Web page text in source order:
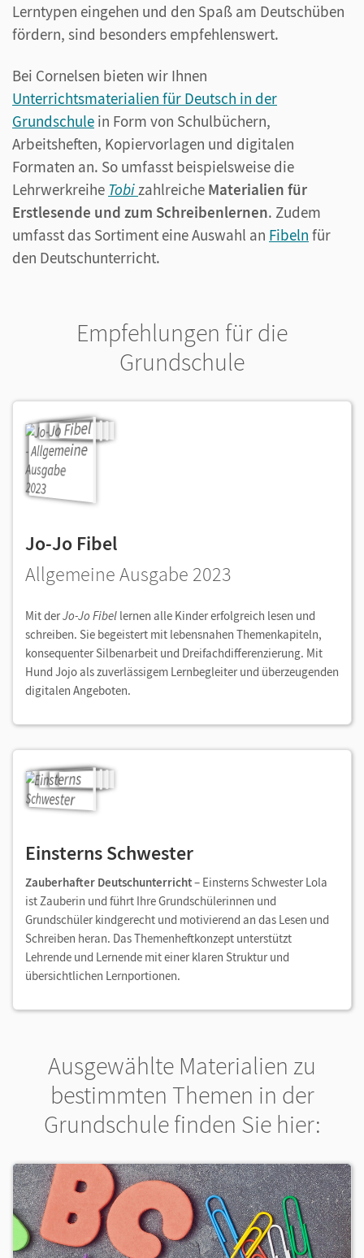
Lerntypen eingehen und den Spaß am Deutschüben
fördern, sind besonders empfehlenswert.
Bei Cornelsen bieten wir Ihnen
Unterrichtsmaterialien für Deutsch in der
Grundschule in Form von Schulbüchern,
Arbeitsheften, Kopiervorlagen und digitalen
Formaten an. So umfasst beispielsweise die
Lehrwerkreihe Tobizahlreiche Materialien für
Erstlesende und zum Schreibenlernen. Zudem
umfasst das Sortiment eine Auswahl an Fibeln für
den Deutschunterricht.
Empfehlungen für die
Grundschule
Jo-Jo Fibel
Allgemeine Ausgabe 2023
Mit derJo-Jo Fibel lernen alle Kinder erfolgreich lesen und
schreiben. Sie begeistert mit lebensnahen Themenkapiteln,
konsequenter Silbenarbeit und Dreifachdifferenzierung. Mit
Hund Jojo als zuverlässigem Lernbegleiter und überzeugenden
digitalen Angeboten.
Einsterns Schwester
Zauberhafter Deutschunterricht– Einsterns Schwester Lola
ist Zauberin und führt Ihre Grundschülerinnen und
Grundschüler kindgerecht und motivierend an das Lesen und
Schreiben heran. Das Themenheftkonzept unterstützt
Lehrende und Lernende mit einer klaren Struktur und
übersichtlichen Lernportionen.
Ausgewählte Materialien zu
bestimmten Themen in der
Grundschule finden Sie hier: